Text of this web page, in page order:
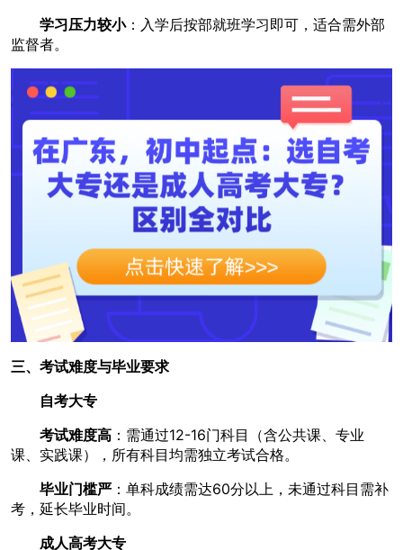
学习压力较小：入学后按部就班学习即可，适合需外部
监督者。
三、考试难度与毕业要求
自考大专
考试难度高 ：需通过12-16门科目（含公共课、专业
课、实践课），所有科目均需独立考试合格。
毕业门槛严 ：单科成绩需达60分以上，未通过科目需补
考，延长毕业时间。
成人高考大专